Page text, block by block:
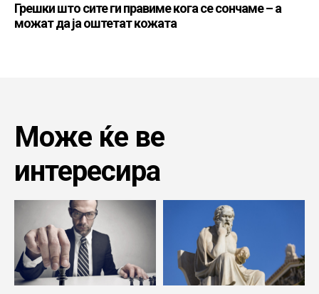
Грешки што сите ги правиме кога се сончаме – а
можат да ја оштетат кожата
Може ќе ве
интересира